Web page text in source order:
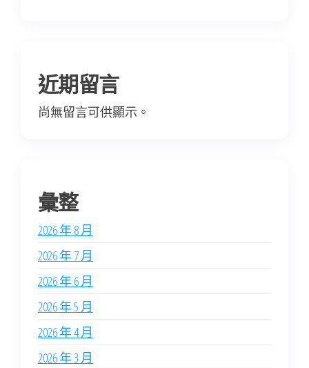
近期留言
尚無留言可供顯示。
彙整
2026 年 8 月
2026 年 7 月
2026 年 6 月
2026 年 5 月
2026 年 4 月
2026 年 3 月